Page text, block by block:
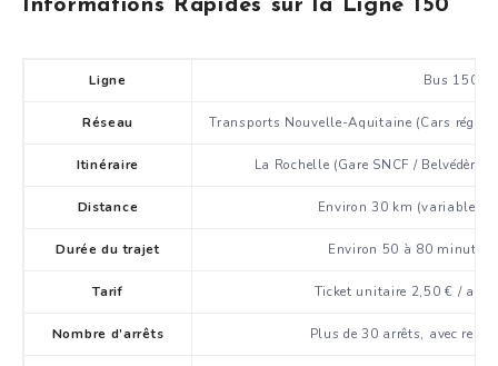
Informations Rapides sur la Ligne 150
Ligne Bus 150
Réseau Transports Nouvelle-Aquitaine (Cars
Itinéraire La Rochelle (Gare SNCF /
Distance Environ 30 km (variable
Durée du trajet Environ 50 à 80 minutes
Tarif Ticket unitaire 2,50 € /
Nombre d’arrêts Plus de 30 arrêts, avec